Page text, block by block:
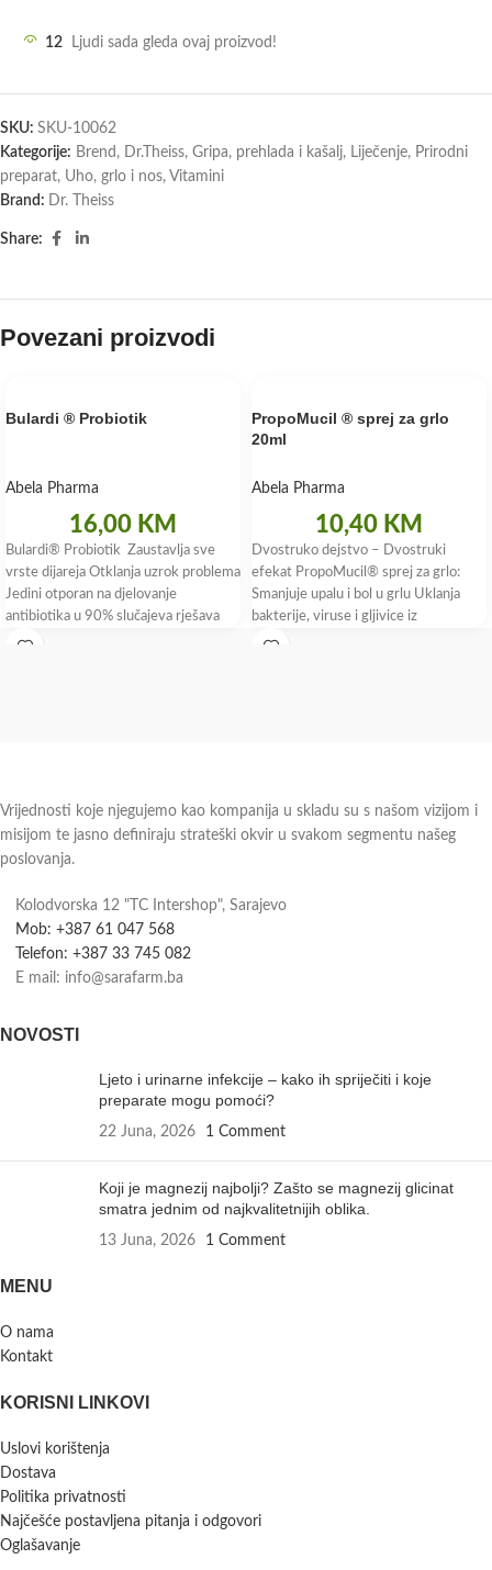
12 Ljudi sada gleda ovaj proizvod!
SKU: SKU-10062
Kategorije: Brend , Dr.Theiss, Gripa, prehlada i kašalj, Liječenje, Prirodni
preparat, Uho, grlo i nos, Vitamini
Brand: Dr. Theiss
Share:
Povezani proizvodi
Bulardi ® Probiotik
Abela Pharma
16,00 KM
Bulardi® Probiotik Zaustavlja sve
vrste dijareja Otklanja uzrok problema
Jedini otporan na djelovanje
antibiotika u 90% slučajeva rješava
putnu dijareju Bulardi®
PropoMucil ® sprej za grlo
20ml
Abela Pharma
10,40 KM
Dvostruko dejstvo – Dvostruki
efekat PropoMucil® sprej za grlo:
Smanjuje upalu i bol u grlu Uklanja
bakterije, viruse i gljivice iz
Vrijednosti koje njegujemo kao kompanija u skladu su s našom vizijom i
misijom te jasno definiraju strateški okvir u svakom segmentu našeg
poslovanja.
Kolodvorska 12 "TC Intershop", Sarajevo
Mob: +387 61 047 568
Telefon: +387 33 745 082
E mail: info@sarafarm.ba
NOVOSTI
Ljeto i urinarne infekcije – kako ih spriječiti i koje
preparate mogu pomoći?
22 Juna, 2026 1 Comment
Koji je magnezij najbolji? Zašto se magnezij glicinat
smatra jednim od najkvalitetnijih oblika.
13 Juna, 2026 1 Comment
MENU
O nama
Kontakt
KORISNI LINKOVI
Uslovi korištenja
Dostava
Politika privatnosti
Najčešće postavljena pitanja i odgovori
Oglašavanje